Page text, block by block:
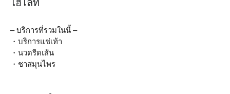
– บริการที่รวมในนี้ –
・บริการแช่เท้า
・นวดรีดเส้น
・ชาสมุนไพร